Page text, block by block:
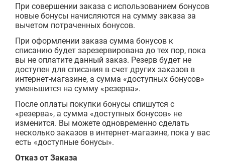
При совершении заказа с использованием бонусов
новые бонусы начисляются на сумму заказа за
вычетом потраченных бонусов.
При оформлении заказа сумма бонусов к
списанию будет зарезервирована до тех пор, пока
вы не оплатите данный заказ. Резерв будет не
доступен для списания в счет других заказов в
интернет-магазине, а сумма «доступных бонусов»
уменьшится на сумму «резерва».
После оплаты покупки бонусы спишутся с
«резерва», а сумма «доступных бонусов» не
изменится. Вы можете одновременно сделать
несколько заказов в интернет-магазине, пока у вас
есть «доступные бонусы».
Отказ от Заказа